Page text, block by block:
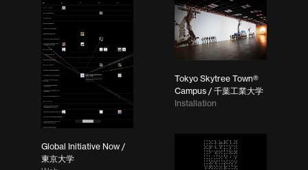
Global Initiative Now /
東京大学
Tokyo Skytree Town®
Campus / 千葉工業大学
Installation